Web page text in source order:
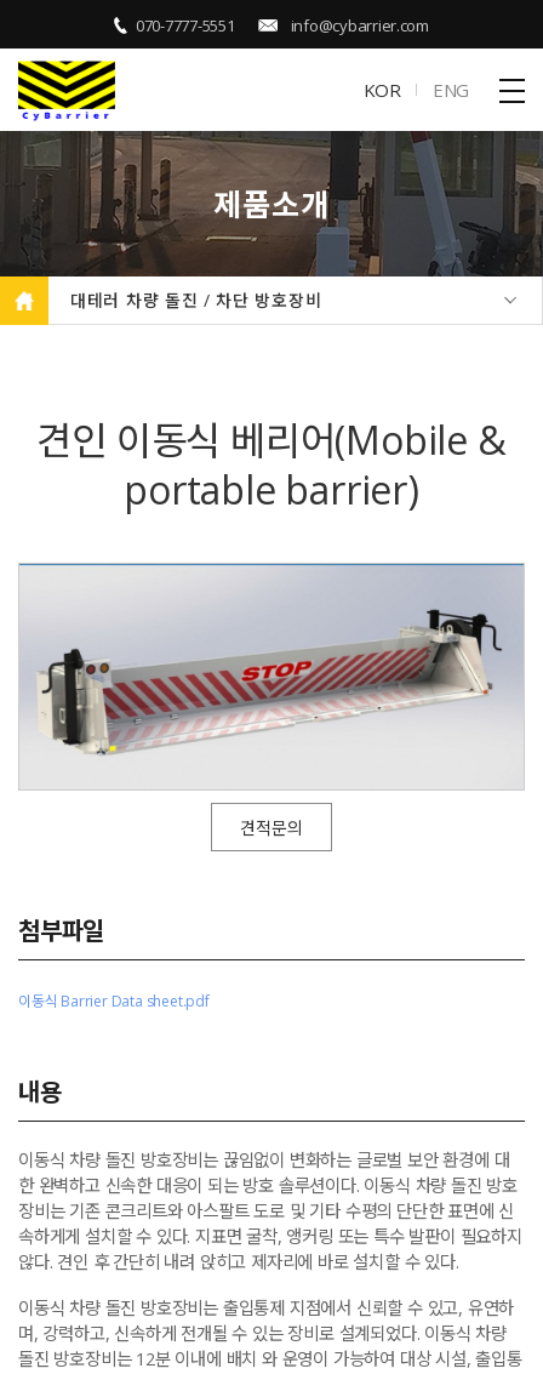
070-7777-5551 info@cybarrier.com
KOR ENG
제품소개
대테러 차량 돌진 / 차단 방호장비
견인 이동식 베리어(Mobile &
portable barrier)
견적문의
첨부파일
이동식 Barrier Data sheet.pdf
내용
이동식 차량 돌진 방호장비는 끊임없이 변화하는 글로벌 보안 환경에 대
한 완벽하고 신속한 대응이 되는 방호 솔루션이다. 이동식 차량 돌진 방호
장비는 기존 콘크리트와 아스팔트 도로 및 기타 수평의 단단한 표면에 신
속하게게 설치할 수 있다. 지표면 굴착, 앵커링 또는 특수 발판이 필요하지
않다. 견인 후 간단히 내려 앉히고 제자리에 바로 설치할 수 있다.
이동식 차량 돌진 방호장비는 출입통제 지점에서 신뢰할 수 있고, 유연하
며, 강력하고, 신속하게 전개될 수 있는 장비로 설계되었다. 이동식 차량
돌진 방호장비는 12분 이내에 배치 와 운영이 가능하여 대상 시설, 출입통